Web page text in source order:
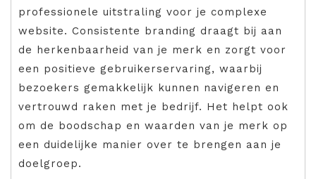
professionele uitstraling voor je complexe
website. Consistente branding draagt bij aan
de herkenbaarheid van je merk en zorgt voor
een positieve gebruikerservaring, waarbij
bezoekers gemakkelijk kunnen navigeren en
vertrouwd raken met je bedrijf. Het helpt ook
om de boodschap en waarden van je merk op
een duidelijke manier over te brengen aan je
doelgroep.